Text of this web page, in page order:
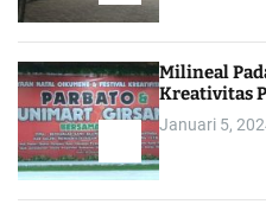
Milineal
Kreativitas
Januari 5,